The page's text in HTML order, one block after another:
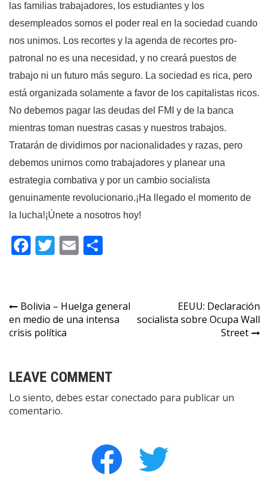
las familias trabajadores, los estudiantes y los
desempleados somos el poder real en la sociedad cuando
nos unimos. Los recortes y la agenda de recortes pro-
patronal no es una necesidad, y no creará puestos de
trabajo ni un futuro más seguro. La sociedad es rica, pero
está organizada solamente a favor de los capitalistas ricos.
No debemos pagar las deudas del FMI y de la banca
mientras toman nuestras casas y nuestros trabajos.
Tratarán de dividirnos por nacionalidades y razas, pero
debemos unirnos como trabajadores y planear una
estrategia combativa y por un cambio socialista
genuinamente revolucionario.¡Ha llegado el momento de
la lucha!¡Únete a nosotros hoy!
Facebook
Twitter
Email
Navegación
de
Bolivia – Huelga general
en medio de una intensa
crisis política
EEUU: Declaración
socialista sobre Ocupa Wall
Street
LEAVE COMMENT
Lo siento, debes estarconectado para publicar un
comentario.
facebook twitter